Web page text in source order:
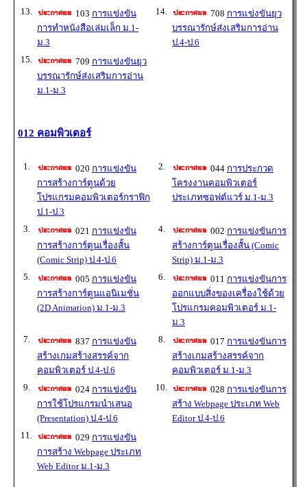
13. 103 การแข่งขัน
การทำหนังสือเล่มเล็ก ม.1-
ม.3
14. 708 การแข่งขันยุว
บรรณารักษ์ส่งเสริมการอ่าน
ป.4-ป.6
15.
709 การแข่งขันยุว
บรรณารักษ์ส่งเสริมการอ่าน
ม.1-ม.3
012 คอมพิวเตอร์
1. 020 การแข่งขัน
การสร้างการ์ตูนด้วย
โปรแกรมคอมพิวเตอร์กราฟิก
ป.1-ป.3
2. 044 การประกวด
โครงงานคอมพิวเตอร์
ประเภทซอฟต์แวร์ ม.1-ม.3
3. 021 การแข่งขัน
การสร้างการ์ตูนเรื่องสั้น
(Comic Strip) ป.4-ป.6
4. 002 การแข่งขันการ
สร้างการ์ตูนเรื่องสั้น (Comic
Strip) ม.1-ม.3
5.
005 การแข่งขัน
การสร้างการ์ตูนแอนิเมชั่น
(2D Animation) ม.1-ม.3
6. 011 การแข่งขันการ
ออกแบบสิ่งของเครื่องใช้ด้วย
โปรแกรมคอมพิวเตอร์ ม.1-
ม.3
7.
837 การแข่งขัน
สร้างเกมสร้างสรรค์จาก
คอมพิวเตอร์ ป.4-ป.6
8. 017 การแข่งขันการ
สร้างเกมสร้างสรรค์จาก
คอมพิวเตอร์ ม.1-ม.3
9.
024 การแข่งขัน
การใช้โปรแกรมนำเสนอ
(Presentation) ป.4-ป.6
10. 028 การแข่งขันการ
สร้าง Webpage ประเภท Web
Editor ป.4-ป.6
11.
029 การแข่งขัน
การสร้าง Webpage ประเภท
Web Editor ม.1-ม.3